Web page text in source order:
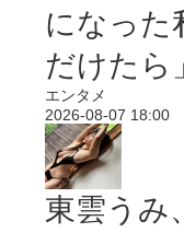
になった
だけたら
エンタメ
2026-08-07 18:00
東雲うみ